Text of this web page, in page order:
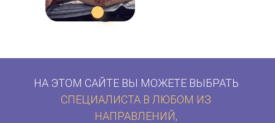
НА ЭТОМ САЙТЕ ВЫ МОЖЕТЕ ВЫБРАТЬ
СПЕЦИАЛИСТА В ЛЮБОМ ИЗ
НАПРАВЛЕНИЙ,